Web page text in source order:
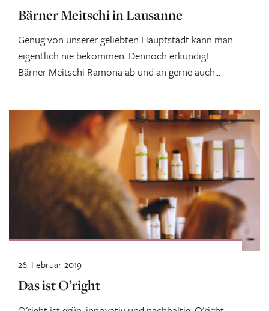
Bärner Meitschi in Lausanne
Genug von unserer geliebten Hauptstadt kann man
eigentlich nie bekommen. Dennoch erkundigt
Bärner Meitschi Ramona ab und an gerne auch...
Das ist O’right
26. Februar 2019